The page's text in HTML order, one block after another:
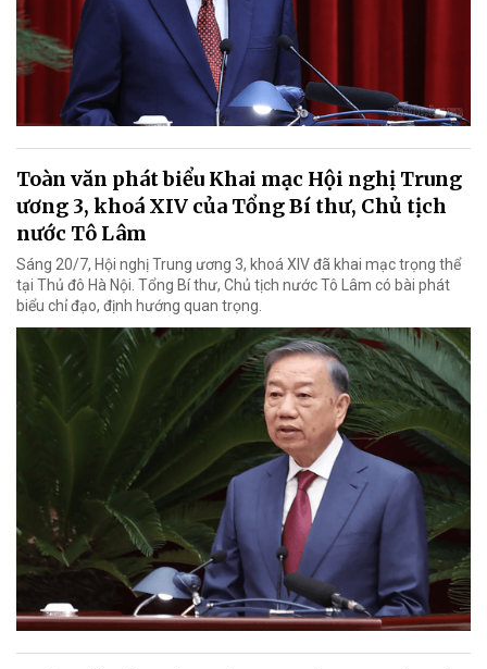
Toàn văn phát biểu Khai mạc Hội nghị Trung
ương 3, khoá XIV của Tổng Bí thư, Chủ tịch
nước Tô Lâm
Sáng 20/7, Hội nghị Trung ương 3, khoá XIV đã khai mạc trọng thể
tại Thủ đô Hà Nội. Tổng Bí thư, Chủ tịch nước Tô Lâm có bài phát
biểu chỉ đạo, định hướng quan trọng.